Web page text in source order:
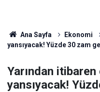
Ana Sayfa Ekonomi
yansıyacak! Yüzde 30 zam
Yarından
yansıyacak!